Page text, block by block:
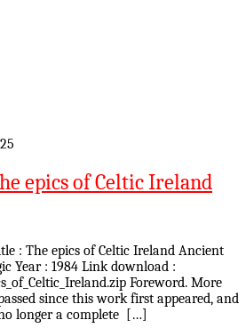
epics of Celtic Ireland
: The epics of Celtic Ireland Ancient
Year : 1984 Link download :
Foreword. More
since this work first appeared, and
longer a complete […]